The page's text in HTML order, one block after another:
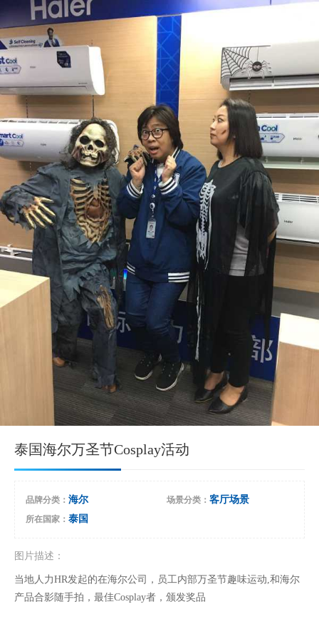
泰国海尔万圣节Cosplay活动
品牌分类 ： 海尔 场景分类 ： 客厅场景
所在国家 ： 泰国
图片描述：
当地人力HR发起的在海尔公司，员工内部万圣节趣味运动,和海尔
产品合影随手拍，最佳Cosplay者，颁发奖品